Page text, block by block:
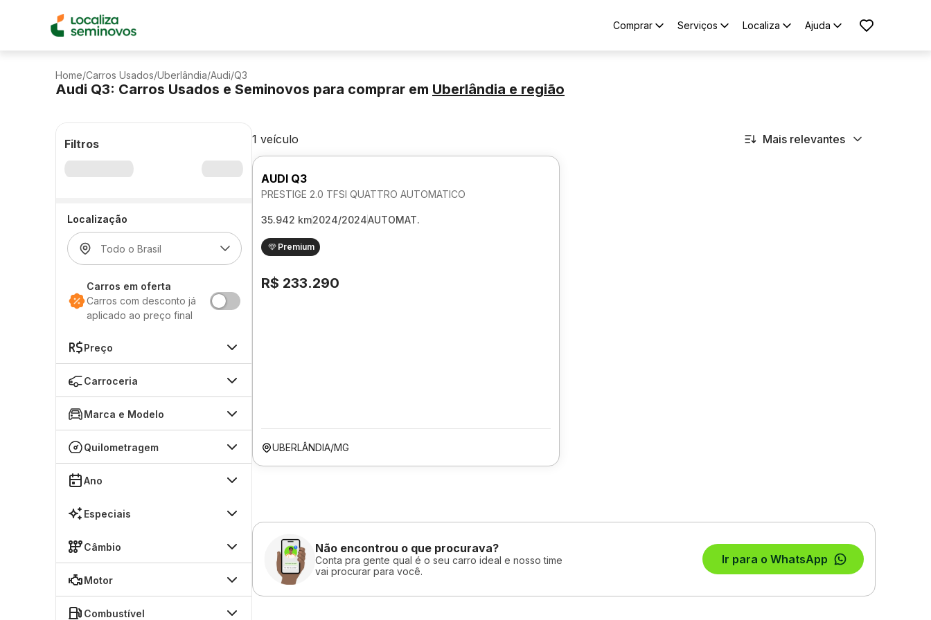
Comprar Serviços Localiza Ajuda
Home/Carros Usados/Uberlândia/Audi/Q3
Audi Q3: Carros Usados e Seminovos para comprar em Uberlândia e região
Filtros
Localização
Carros em oferta
Carros com desconto já
aplicado ao preço final
Preço
Carroceria
Marca e Modelo
Quilometragem
Ano
Especiais
Câmbio
Motor
Combustível
1 veículo Mais relevantes
AUDI Q3
PRESTIGE 2.0 TFSI QUATTRO AUTOMATICO
35.942 km2024/2024AUTOMAT.
Premium
R$ 233.290
UBERLÂNDIA/MG
Não encontrou o que procurava?
Conta pra gente qual é o seu carro ideal e nosso time
vai procurar para você.
Ir para o WhatsApp